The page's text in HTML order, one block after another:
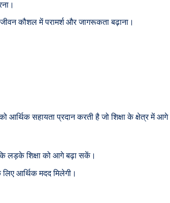
जीवन कौशल में परामर्श और जागरूकता बढ़ाना।
आर्थिक सहायता प्रदान करती है जो शिक्षा के क्षेत्र में आगे
लड़के शिक्षा को आगे बढ़ा सकें।
लिए आर्थिक मदद मिलेगी।